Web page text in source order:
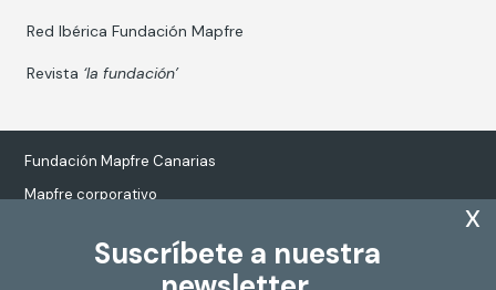
Suscríbete a nuestra
x
Red Ibérica Fundación Mapfre
Revista ‘la fundación’
Fundación Mapfre Canarias
Mapfre corporativo